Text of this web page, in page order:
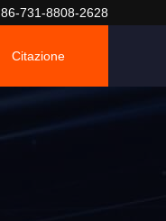
86-731-8808-2628
Citazione